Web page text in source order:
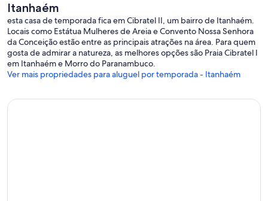
Itanhaém
esta casa de temporada fica em Cibratel II, um bairro de Itanhaém.
Locais como Estátua Mulheres de Areia e Convento Nossa Senhora
da Conceição estão entre as principais atrações na área. Para quem
gosta de admirar a natureza, as melhores opções são Praia Cibratel l
em Itanhaém e Morro do Paranambuco.
Ver mais propriedades para aluguel por temporada - Itanhaém